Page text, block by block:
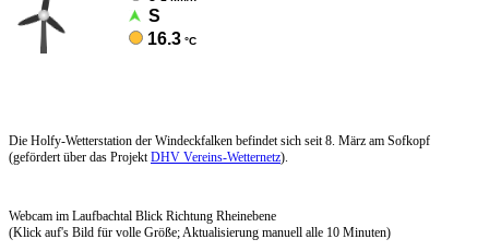
Die Holfy-Wetterstation der Windeckfalken befindet sich seit 8. März am Sofkopf
(gefördert über das Projekt DHV Vereins-Wetternetz).
Webcam im Laufbachtal Blick Richtung Rheinebene
(Klick auf's Bild für volle Größe; Aktualisierung manuell alle 10 Minuten)